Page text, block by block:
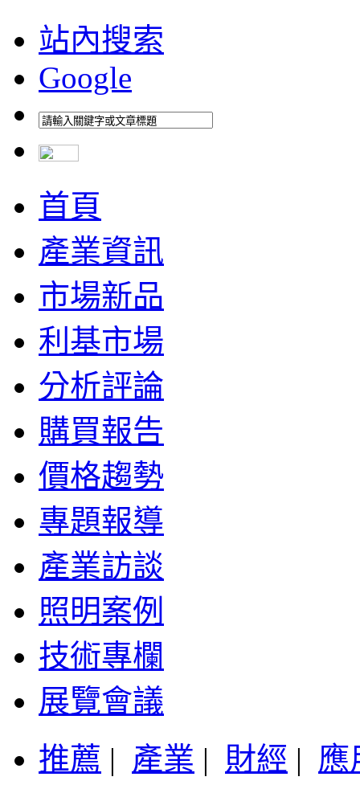
站內搜索
Google
首頁
產業資訊
市場新品
利基市場
分析評論
購買報告
價格趨勢
專題報導
產業訪談
照明案例
技術專欄
展覽會議
推薦 | 產業 | 財經 | 應